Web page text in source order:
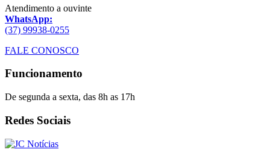
Atendimento a ouvinte
WhatsApp:
(37) 99938-0255
FALE CONOSCO
Funcionamento
De segunda a sexta, das 8h as 17h
Redes Sociais